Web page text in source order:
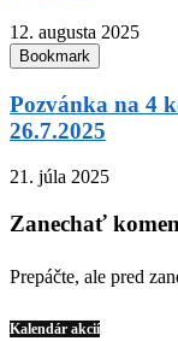
12. augusta 2025
Bookmark
Pozvánka na 4
26.7.2025
21. júla 2025
Zanechať
Prepáčte, ale pred
Kalendár akcií